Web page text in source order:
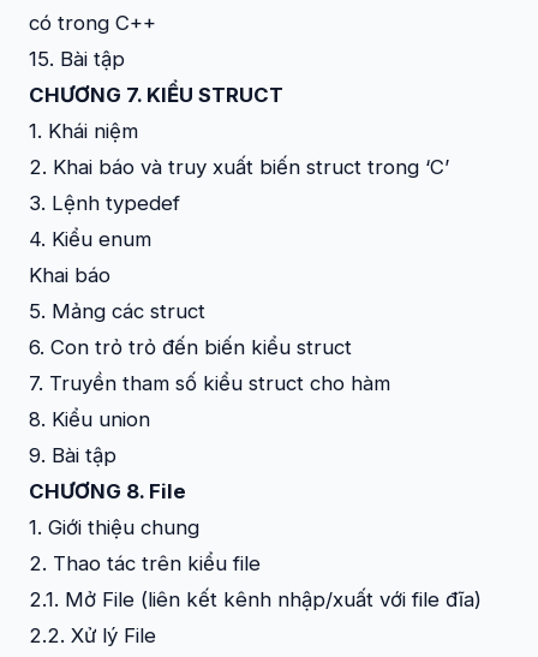
có trong C++
15. Bài tập
CHƯƠNG 7. KIỂU STRUCT
1. Khái niệm
2. Khai báo và truy xuất biến struct trong ‘C’
3. Lệnh typedef
4. Kiểu enum
Khai báo
5. Mảng các struct
6. Con trỏ trỏ đến biến kiểu struct
7. Truyền tham số kiểu struct cho hàm
8. Kiểu union
9. Bài tập
CHƯƠNG 8. File
1. Giới thiệu chung
2. Thao tác trên kiểu file
2.1. Mở File (liên kết kênh nhập/xuất với file đĩa)
2.2. Xử lý File